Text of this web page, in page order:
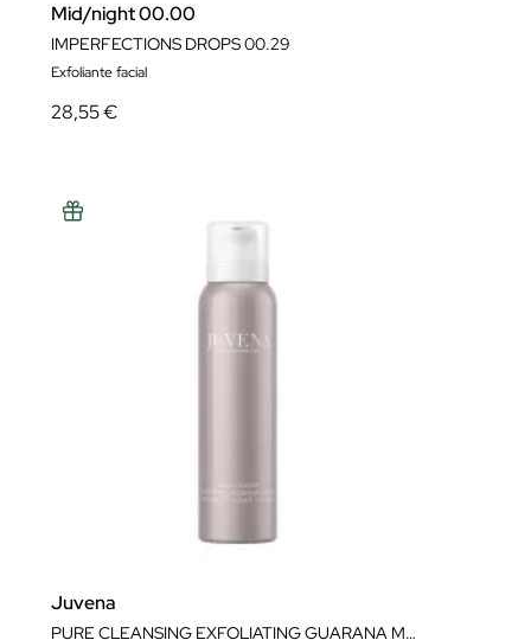
Mid/night 00.00
IMPERFECTIONS DROPS 00.29
Exfoliante facial
28,55 €
Juvena
PURE CLEANSING EXFOLIATING GUARANA MOUSSE